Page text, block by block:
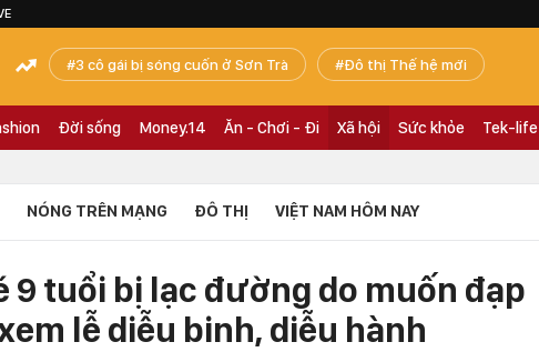
3 cô gái bị sóng cuốn ở Sơn Trà Đô thị Thế hệ mới
Đời sống Money.14 Ăn - Chơi - Đi Xã hội Sức khỏe Tek-life
NÓNG TRÊN MẠNG ĐÔ THỊ VIỆT NAM HÔM NAY
9 tuổi bị lạc đường do muốn đạp
lễ diễu binh, diễu hành